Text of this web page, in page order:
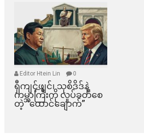
Editor Htein Lin 0
ရှီကျင့်ဖျင်၊ သုစိဒိဒ်နဲ့
ကမ္ဘာကြီးကို လှုပ်ခတ်စေ
တဲ့ “ထောင်ချောက်”